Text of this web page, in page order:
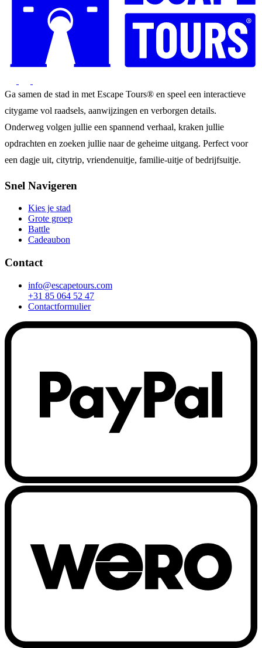
Ga samen de stad in met Escape Tours® en speel een interactieve
citygame vol raadsels, aanwijzingen en verborgen details.
Onderweg volgen jullie een spannend verhaal, kraken jullie
opdrachten en zoeken jullie naar de geheime uitgang. Perfect voor
een dagje uit, citytrip, vriendenuitje, familie-uitje of bedrijfsuitje.
Snel Navigeren
Kies je stad
Grote groep
Battle
Cadeaubon
Contact
info@escapetours.com
+31 85 064 52 47
Contactformulier